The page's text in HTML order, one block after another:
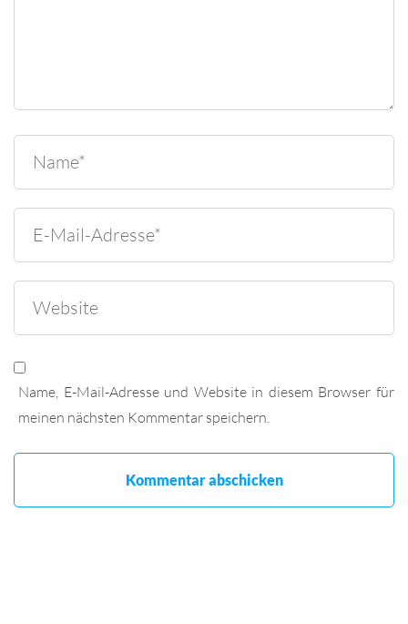
Name, E-Mail-Adresse und Website in diesem Browser für
meinen nächsten Kommentar speichern.